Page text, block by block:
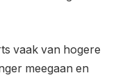
vaak van hogere
meegaan en